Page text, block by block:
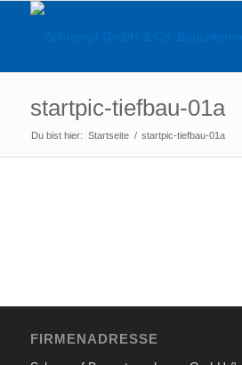
startpic-tiefbau-01a
Du bist hier: Startseite / startpic-tiefbau-01a
FIRMENADRESSE